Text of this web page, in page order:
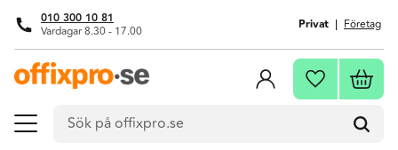
Meny
010 300 10 81
Vardagar 8.30 - 17.00 Privat Företag
Favoriter